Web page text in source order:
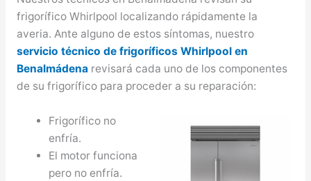
frigorífico Whirlpool localizando rápidamente la
averia. Ante alguno de estos síntomas, nuestro
servicio técnico de frigoríficos Whirlpool en
Benalmádenarevisará cada uno de los componentes
de su frigorífico para proceder a su reparación:
Frigorífico no
enfría.
El motor funciona
pero no enfría.